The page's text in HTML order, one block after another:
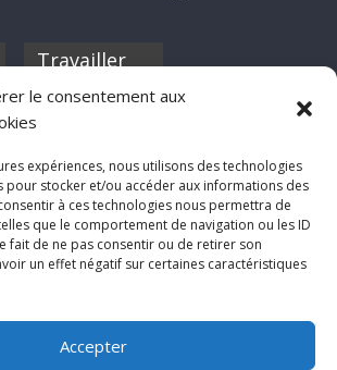
le consentement aux
expériences, nous utilisons des technologies
pour stocker et/ou accéder aux informations des
à ces technologies nous permettra de
que le comportement de navigation ou les ID
fait de ne pas consentir ou de retirer son
un effet négatif sur certaines caractéristiques
Accepter
Travailler
Si tu souhaites
Rocknfool, n'hésite
pas à nous envoyer
tes chroniques de
concerts, de films,
séries ou des billets
d'humeur :